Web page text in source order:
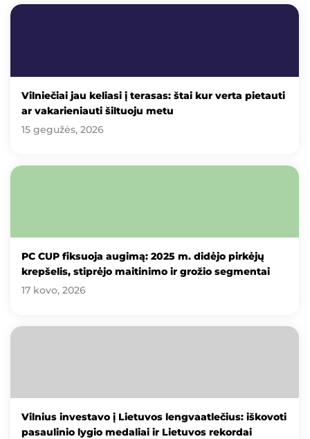
Vilniečiai jau keliasi į terasas: štai kur verta pietauti
ar vakarieniauti šiltuoju metu
15 gegužės, 2026
PC CUP fiksuoja augimą: 2025 m. didėjo pirkėjų
krepšelis, stiprėjo maitinimo ir grožio segmentai
17 kovo, 2026
Vilnius investavo į Lietuvos lengvaatlečius: iškovoti
pasaulinio lygio medaliai ir Lietuvos rekordai